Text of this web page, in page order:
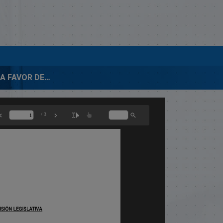
CONT.06708-A FAVOR DEL SR. VICTOR LOEN PEÑA